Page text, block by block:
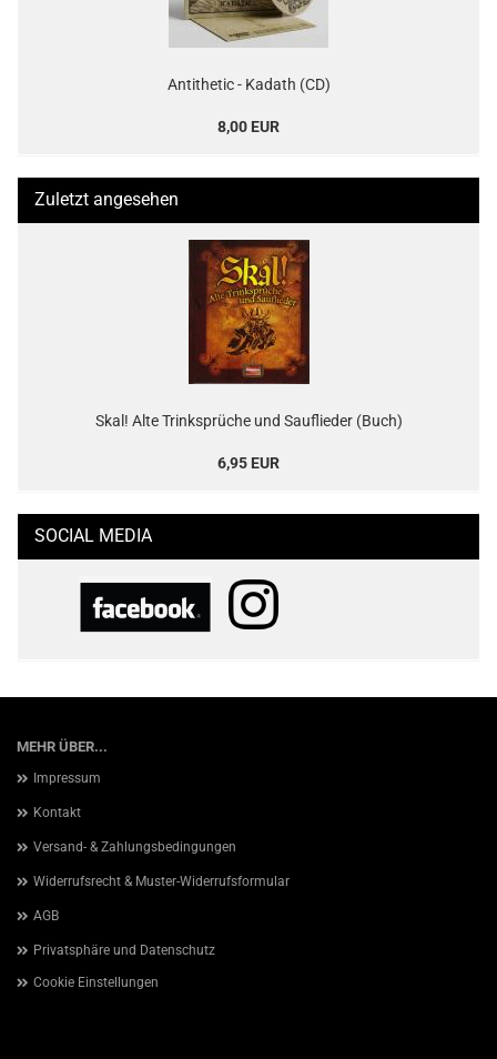
Antithetic - Kadath (CD)
8,00 EUR
Zuletzt angesehen
Skal! Alte Trinksprüche und Sauflieder (Buch)
6,95 EUR
SOCIAL MEDIA
MEHR ÜBER...
Impressum
Kontakt
Versand- & Zahlungsbedingungen
Widerrufsrecht & Muster-Widerrufsformular
AGB
Privatsphäre und Datenschutz
Cookie Einstellungen